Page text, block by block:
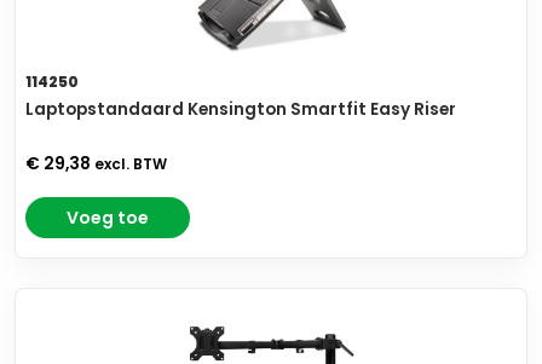
114250
Laptopstandaard Kensington Smartfit Easy Riser
€ 29,38 excl. BTW
Voeg toe